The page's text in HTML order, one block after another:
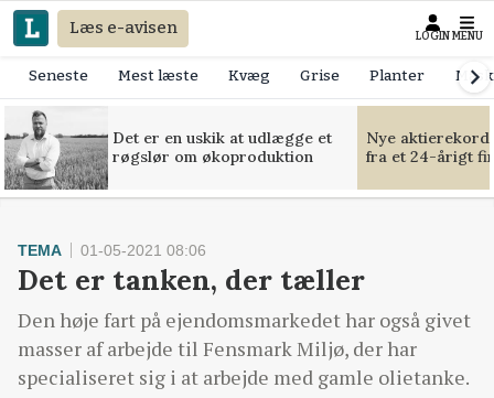
Læs e-avisen LOGIN MENU
Seneste Mest læste Kvæg Grise Planter
Det er en uskik at udlægge et
røgslør om økoproduktion
Nye
fra et 24-årigt
TEMA 01-05-2021 08:06
Det er tanken, der tæller
Den høje fart på ejendomsmarkedet har også givet
masser af arbejde til Fensmark Miljø, der har
specialiseret sig i at arbejde med gamle olietanke.